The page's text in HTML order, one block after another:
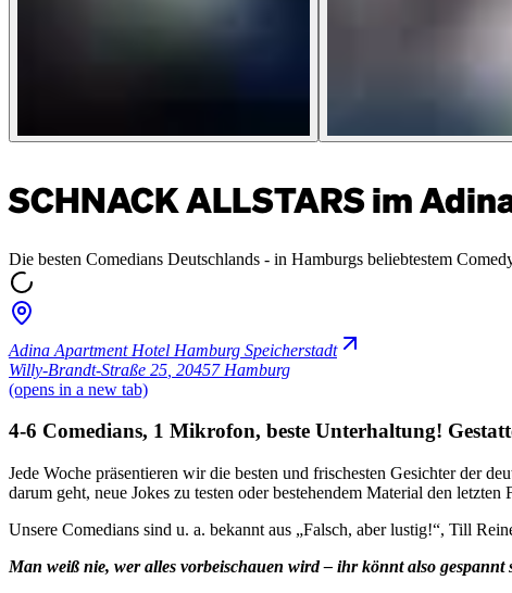
SCHNACK ALLSTARS im
Die besten Comedians Deutschlands - in Hamburgs beliebtestem
Adina Apartment Hotel Hamburg Speicherstadt
Willy-Brandt-Straße 25 20457 Hamburg
(opens in a new tab)
4-6 Comedians, 1 Mikrofon, beste Unterhaltung!
Jede Woche präsentieren wir die besten und frischesten Gesichter der
darum geht, neue Jokes zu testen oder bestehendem Material den letzten
Unsere Comedians sind u. a. bekannt aus „Falsch, aber lustig!“, Till
Man weiß nie, wer alles vorbeischauen wird – ihr könnt also